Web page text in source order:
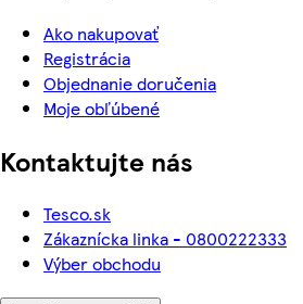
Ako nakupovať
Registrácia
Objednanie doručenia
Moje obľúbené
Kontaktujte nás
Tesco.sk
Zákaznícka linka - 0800222333
Výber obchodu